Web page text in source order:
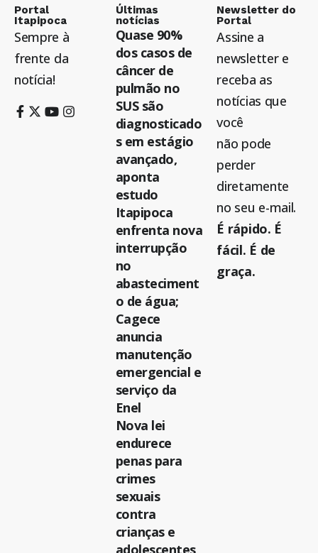
Portal
Itapipoca
Sempre à
frente da
notícia!
Últimas
notícias
Quase 90%
dos casos de
câncer de
pulmão no
SUS são
diagnosticado
s em estágio
avançado,
aponta
estudo
Itapipoca
enfrenta nova
interrupção
no
abasteciment
o de água;
Cagece
anuncia
manutenção
emergencial e
serviço da
Enel
Nova lei
endurece
penas para
crimes
sexuais
contra
crianças e
adolescentes
Newsletter do
Portal
Assine a
newsletter e
receba as
notícias que
você
não pode
perder
diretamente
no seu e-mail.
É rápido. É
fácil. É de
graça.